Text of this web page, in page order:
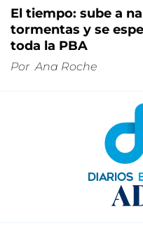
El tiempo: sube a
tormentas y se
toda la PBA
Por Ana Roche